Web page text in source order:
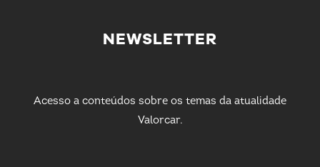
NEWSLETTER
Acesso a conteúdos sobre os temas da atualidade
Valorcar.